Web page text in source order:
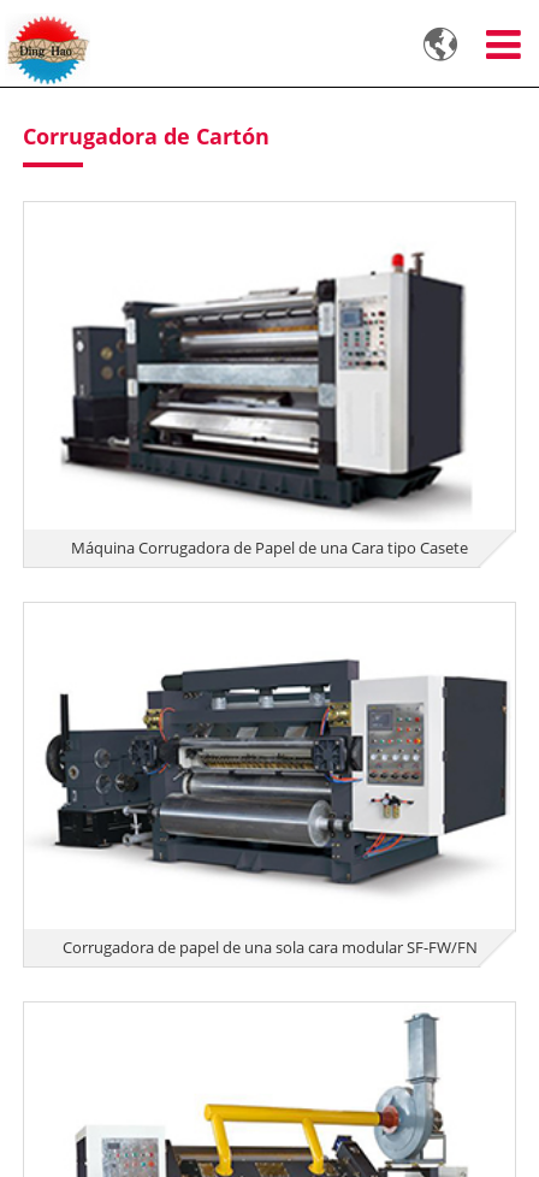

Corrugadora de Cartón
Máquina Corrugadora de Papel de una Cara tipo Casete
Corrugadora de papel de una sola cara modular SF-FW/FN